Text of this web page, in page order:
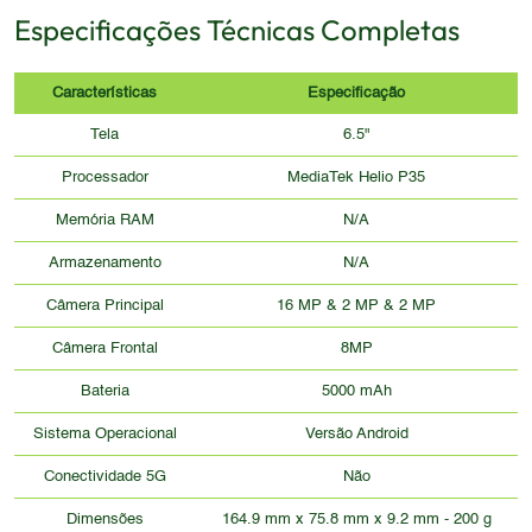
Especificações Técnicas Completas
Características Especificação
Tela 6.5"
Processador MediaTek Helio P35
Memória RAM N/A
Armazenamento N/A
Câmera Principal 16 MP & 2 MP & 2 MP
Câmera Frontal 8MP
Bateria 5000 mAh
Sistema Operacional Versão Android
Conectividade 5G Não
Dimensões 164.9 mm x 75.8 mm x 9.2 mm - 200 g